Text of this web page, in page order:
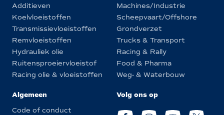
Additieven
Koelvloeistoffen
Transmissievloeistoffen
Remvloeistoffen
Hydrauliek olie
Ruitensproeiervloeistof
Racing olie & vloeistoffen
Machines/Industrie
Scheepvaart/Offshore
Grondverzet
Trucks & Transport
Racing & Rally
Food & Pharma
Weg- & Waterbouw
Algemeen
Code of conduct
Volg ons op